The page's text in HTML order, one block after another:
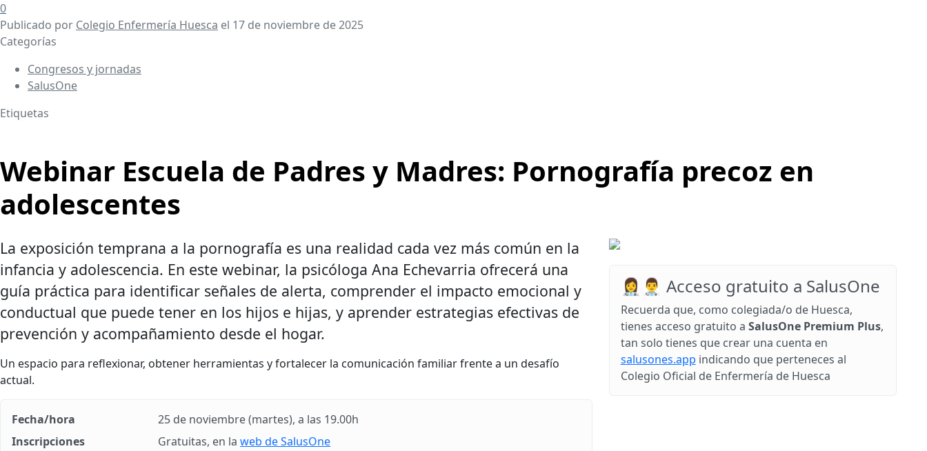
0
Publicado por Colegio Enfermería Huesca el 17 de noviembre de 2025
Categorías
Congresos y jornadas
SalusOne
Etiquetas
Webinar Escuela de Padres y Madres: Pornografía precoz en
adolescentes
La exposición temprana a la pornografía es una realidad cada vez más común en la
infancia y adolescencia. En este webinar, la psicóloga Ana Echevarria ofrecerá una
guía práctica para identificar señales de alerta, comprender el impacto emocional y
conductual que puede tener en los hijos e hijas, y aprender estrategias efectivas de
prevención y acompañamiento desde el hogar.
Un espacio para reflexionar, obtener herramientas y fortalecer la comunicación familiar frente a un desafío
actual.
Fecha/hora
25 de noviembre (martes), a las 19.00h
Inscripciones
Gratuitas, en laweb de SalusOne
👩‍⚕️👨‍⚕️ Acceso gratuito a SalusOne
Recuerda que, como colegiada/o de Huesca,
tienes acceso gratuito a SalusOne Premium Plus,
tan solo tienes que crear una cuenta en
salusones.app indicando que perteneces al
Colegio Oficial de Enfermería de Huesca